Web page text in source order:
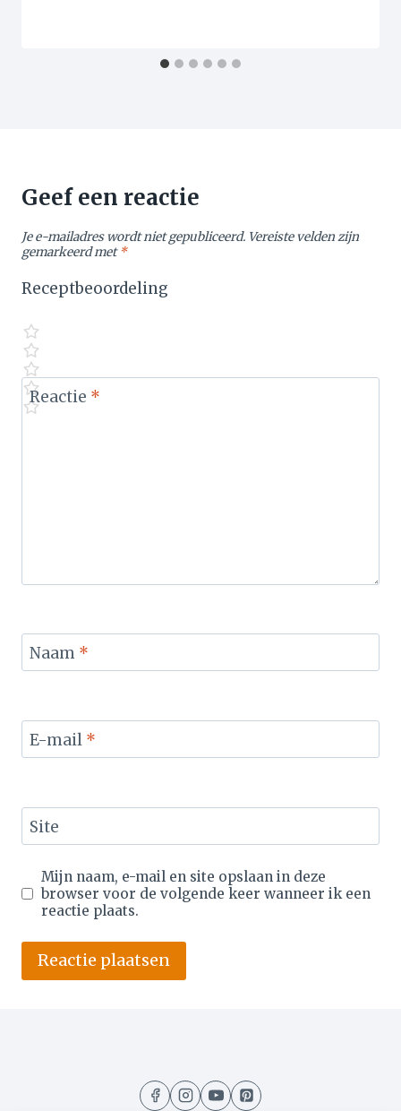
Geef een reactie
Je e-mailadres wordt niet gepubliceerd. Vereiste velden zijn
gemarkeerd met*
Receptbeoordeling
Reactie *
Naam *
E-mail *
Site
Mijn naam, e-mail en site opslaan in deze
browser voor de volgende keer wanneer ik een
reactie plaats.